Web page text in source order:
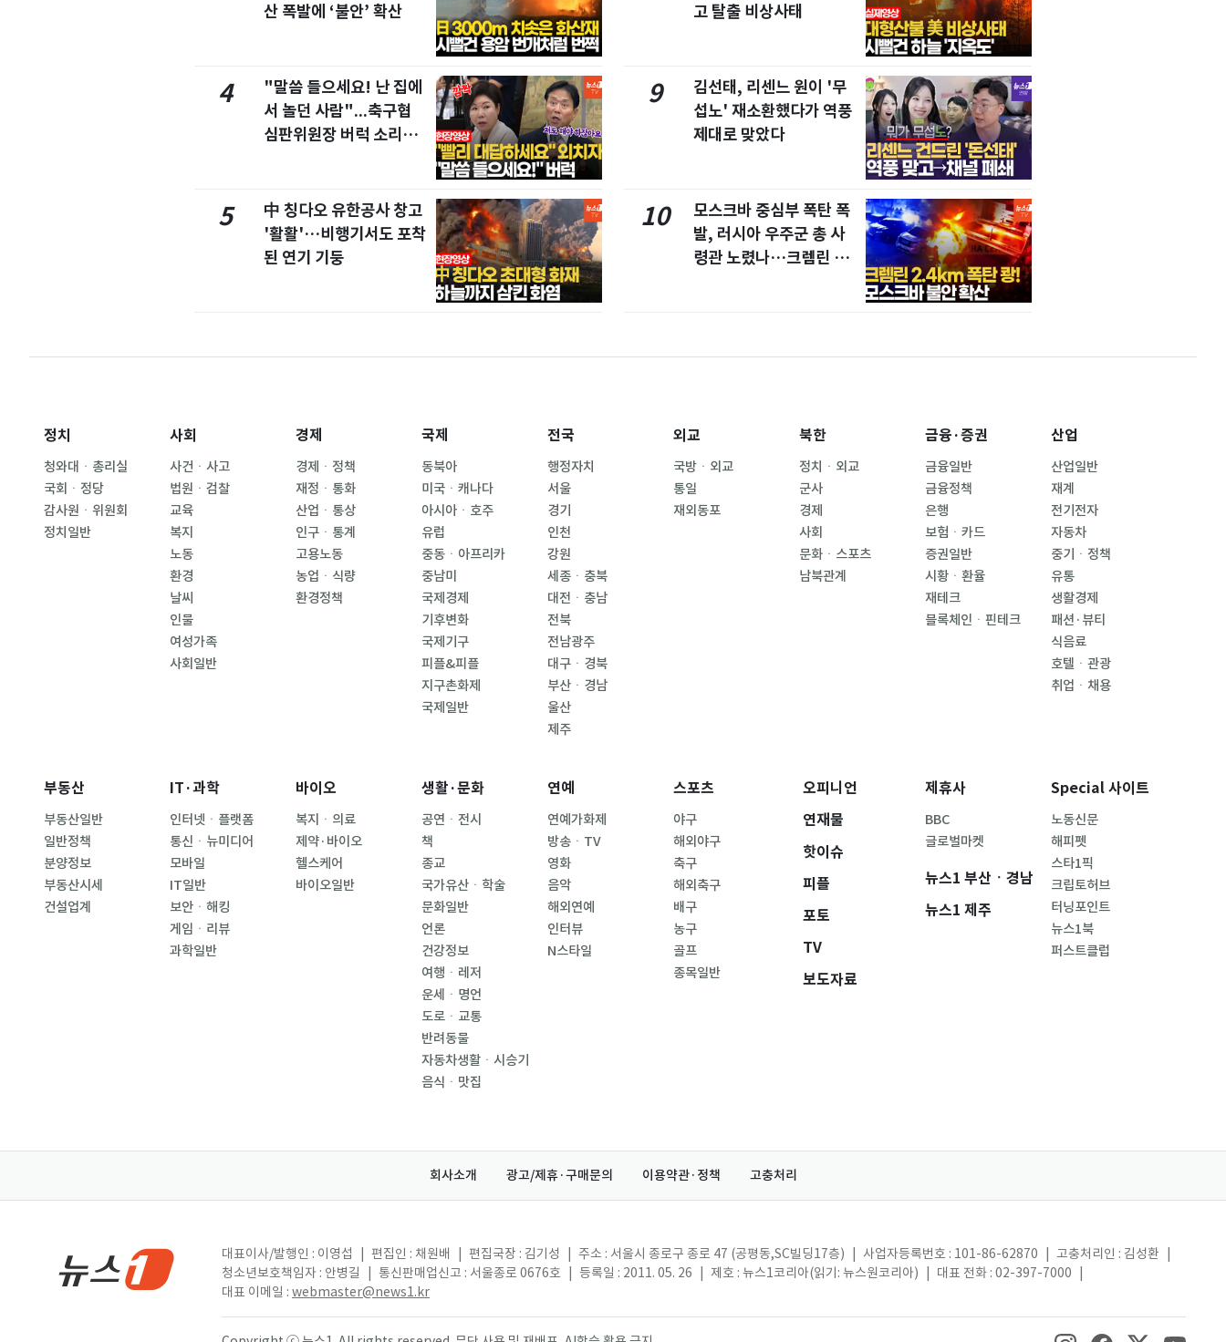
산 폭발에 ‘불안’ 확산
4
"말씀 들으세요! 난 집에
서 놀던 사람"...축구협
심판위원장 버럭 소리친
5
中 칭다오 유한공사 창고
'활활'…비행기서도 포착
된 연기 기둥
고 탈출 비상사태
9
김선태, 리센느 원이 '무
섭노' 재소환했다가 역풍
제대로 맞았다
10
모스크바 중심부 폭탄 폭
발, 러시아 우주군 총 사
령관 노렸나…크렘린 초
정치
청와대ㆍ총리실
국회ㆍ정당
감사원ㆍ위원회
정치일반
사회
사건ㆍ사고
법원ㆍ검찰
교육
복지
노동
환경
날씨
인물
여성가족
사회일반
경제
경제ㆍ정책
재정ㆍ통화
산업ㆍ통상
인구ㆍ통계
고용노동
농업ㆍ식량
환경정책
국제
동북아
미국ㆍ캐나다
아시아ㆍ호주
유럽
중동ㆍ아프리카
중남미
국제경제
기후변화
국제기구
피플&피플
지구촌화제
국제일반
전국
행정자치
서울
경기
인천
강원
세종ㆍ충북
대전ㆍ충남
전북
전남광주
대구ㆍ경북
부산ㆍ경남
울산
제주
외교
국방ㆍ외교
통일
재외동포
북한
정치ㆍ외교
군사
경제
사회
문화ㆍ스포츠
남북관계
금융·증권
금융일반
금융정책
은행
보험ㆍ카드
증권일반
시황ㆍ환율
재테크
블록체인ㆍ핀테크
산업
산업일반
재계
전기전자
자동차
중기ㆍ정책
유통
생활경제
패션·뷰티
식음료
호텔ㆍ관광
취업ㆍ채용
부동산
부동산일반
일반정책
분양정보
부동산시세
건설업계
IT·과학
인터넷ㆍ플랫폼
통신ㆍ뉴미디어
모바일
IT일반
보안ㆍ해킹
게임ㆍ리뷰
과학일반
바이오
복지ㆍ의료
제약·바이오
헬스케어
바이오일반
생활·문화
공연ㆍ전시
책
종교
국가유산ㆍ학술
문화일반
언론
건강정보
여행ㆍ레저
운세ㆍ명언
도로ㆍ교통
반려동물
자동차생활ㆍ시승기
음식ㆍ맛집
연예
연예가화제
방송ㆍTV
영화
음악
해외연예
인터뷰
N스타일
스포츠
야구
해외야구
축구
해외축구
배구
농구
골프
종목일반
오피니언
연재물
핫이슈
피플
포토
TV
보도자료
제휴사
BBC
글로벌마켓
뉴스1 부산ㆍ경남
뉴스1 제주
Special 사이트
노동신문
해피펫
스타1픽
크립토허브
터닝포인트
뉴스1북
퍼스트클럽
회사소개 광고/제휴·구매문의 이용약관·정책 고충처리
대표이사/발행인 : 이영섭 편집인 : 채원배 편집국장 : 김기성 주소 : 서울시 종로구 종로 47 (공평동,SC빌딩17층) 사업자등록번호 : 101-86-62870 고충처리인 : 김성환
청소년보호책임자 : 안병길
통신판매업신고 : 서울종로 0676호 등록일 : 2011. 05. 26 제호 : 뉴스1코리아(읽기: 뉴스원코리아) 대표 전화 : 02-397-7000
대표 이메일 : webmaster@news1.kr